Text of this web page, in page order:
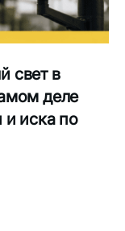
свет в
деле
и иска по